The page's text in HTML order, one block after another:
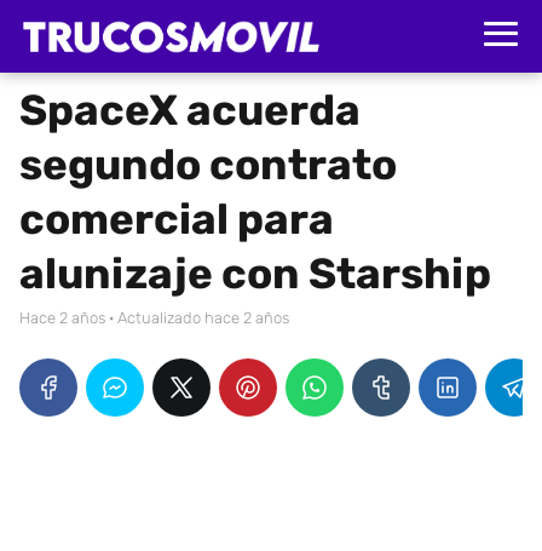
SpaceX acuerda
segundo contrato
comercial para
alunizaje con Starship
hace 2 años · Actualizado hace 2 años